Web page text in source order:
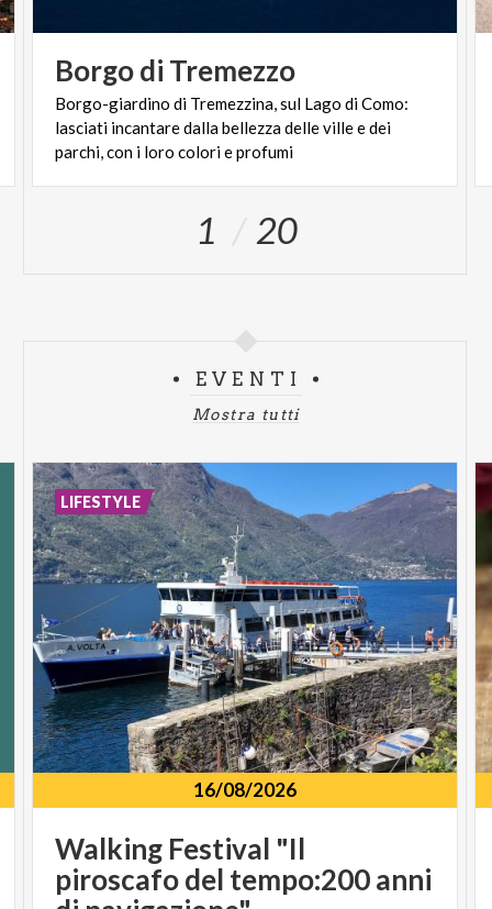
Borgodi Tremezzo
Borgo-giardino di Tremezzina, sul Lago di Como:
lasciati incantare dalla bellezza delle ville e dei
parchi, con i loro colori e profumi
1 20
EVENTI
Mostra tutti
16/08/2026
Walking Festival "Il
piroscafo del tempo:200 anni
LIFESTYLE